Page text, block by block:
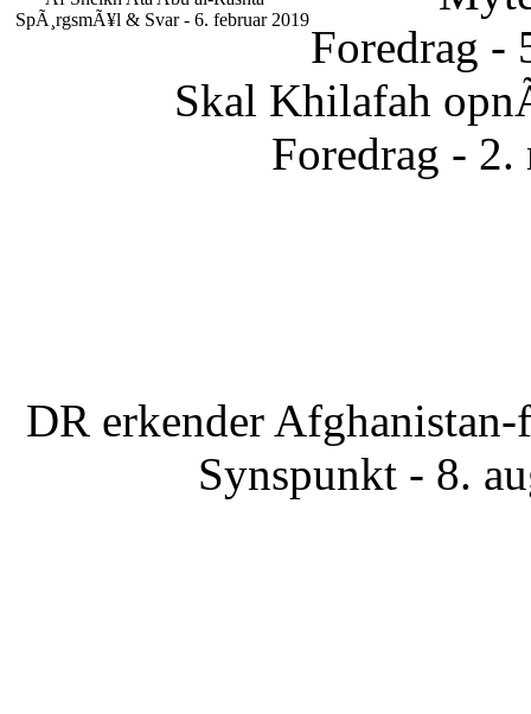
SpÃ¸rgsmÃ¥l & Svar - 6. februar 2019
Foredrag -
Skal Khilafah
Foredrag - 2.
DR erkender
Synspunkt - 8.